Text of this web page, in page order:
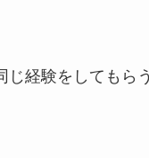
じ経験をしてもら